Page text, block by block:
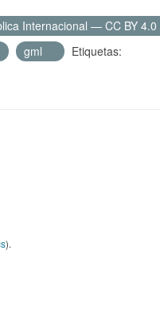
Internacional — CC BY 4.0
gml
Etiquetas:
).